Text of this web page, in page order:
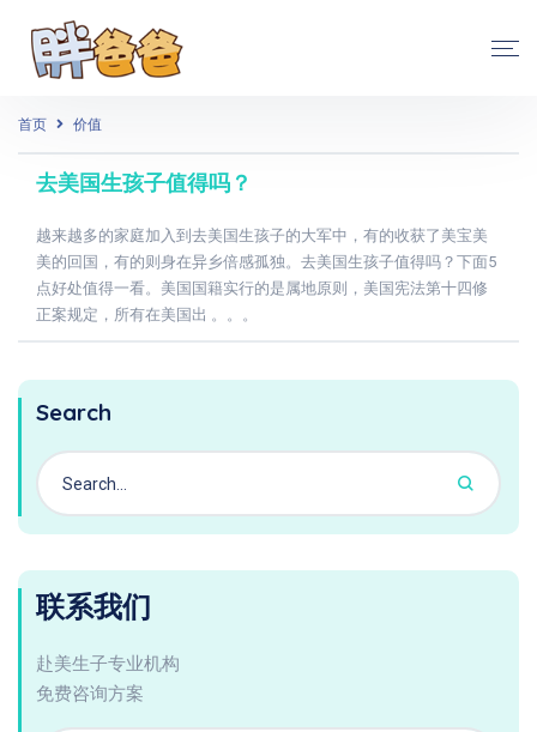
首页 价值
去美国生孩子值得吗？
越来越多的家庭加入到去美国生孩子的大军中，有的收获了美宝美
美的回国，有的则身在异乡倍感孤独。去美国生孩子值得吗？下面5
点好处值得一看。美国国籍实行的是属地原则，美国宪法第十四修
正案规定，所有在美国出 。。。
Search
联系我们
赴美生子专业机构
免费咨询方案